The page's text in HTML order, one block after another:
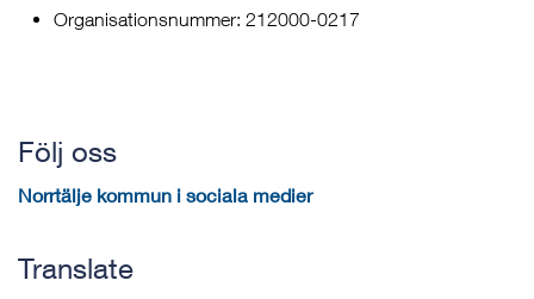
Organisationsnummer: 212000-0217
Följ oss
Norrtälje kommun i sociala medier
Translate